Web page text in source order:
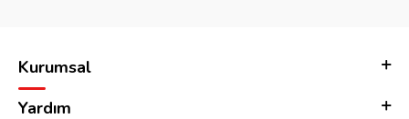
Kurumsal
Yardım